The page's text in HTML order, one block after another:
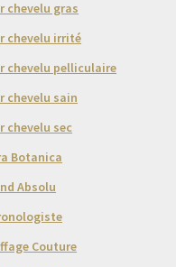
chevelu gras
chevelu irrité
chevelu pelliculaire
chevelu sain
chevelu sec
Botanica
Absolu
Couture